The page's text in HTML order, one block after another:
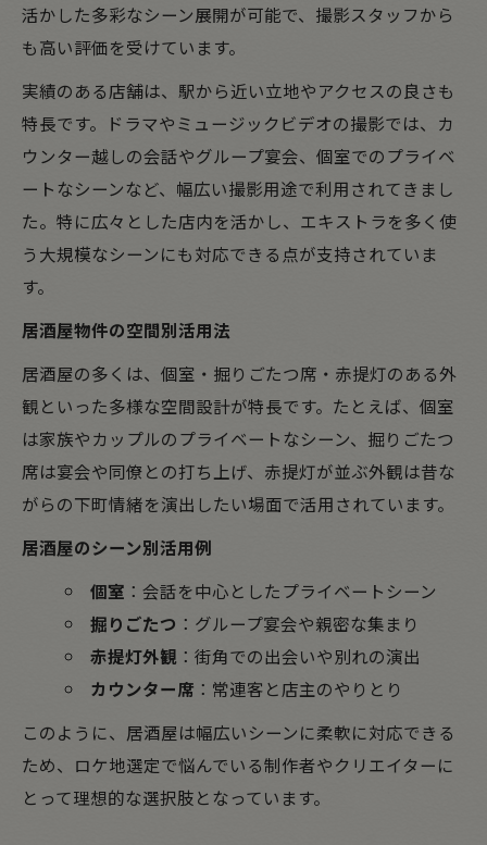
活かした多彩なシーン展開が可能で、撮影スタッフから
も高い評価を受けています。
実績のある店舗は、駅から近い立地やアクセスの良さも
特長です。ドラマやミュージックビデオの撮影では、カ
ウンター越しの会話やグループ宴会、個室でのプライベ
ートなシーンなど、幅広い撮影用途で利用されてきまし
た。特に広々とした店内を活かし、エキストラを多く使
う大規模なシーンにも対応できる点が支持されていま
す。
居酒屋物件の空間別活用法
居酒屋の多くは、個室・掘りごたつ席・赤提灯のある外
観といった多様な空間設計が特長です。たとえば、個室
は家族やカップルのプライベートなシーン、掘りごたつ
席は宴会や同僚との打ち上げ、赤提灯が並ぶ外観は昔な
がらの下町情緒を演出したい場面で活用されています。
居酒屋のシーン別活用例
個室 ：会話を中心としたプライベートシーン
掘りごたつ ：グループ宴会や親密な集まり
赤提灯外観：街角での出会いや別れの演出
カウンター席 ：常連客と店主のやりとり
このように、居酒屋は幅広いシーンに柔軟に対応できる
ため、ロケ地選定で悩んでいる制作者やクリエイターに
とって理想的な選択肢となっています。